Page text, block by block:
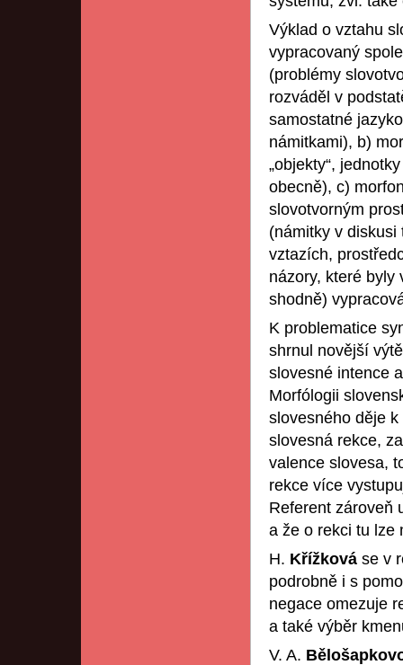
Výklad o vztahu
vypracovaný
(problémy
rozváděl v
samostatné
námitkami), b)
„objekty“,
obecně), c)
slovotvorným
(námitky v
vztazích,
názory, které byly
shodně)
K problematice
shrnul novější
slovesné intence
Morfólogii
slovesného děje
slovesná rekce,
valence slovesa,
rekce více
Referent zároveň
a že o rekci tu lze
H. Křížková se v
podrobně i s
negace omezuje
a také výběr
V. A.